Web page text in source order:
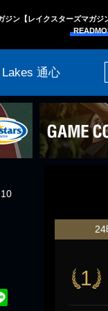
ン【レイクスターズマガジ
Lakes 通心
24
1